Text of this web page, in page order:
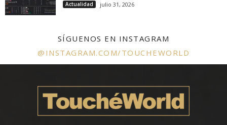
Actualidad julio 31, 2026
SÍGUENOS EN INSTAGRAM
@INSTAGRAM.COM/TOUCHEWORLD